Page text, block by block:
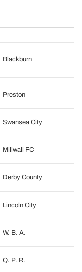
Blackburn
Preston
Swansea City
Millwall FC
Derby County
Lincoln City
W. B. A.
Q. P. R.